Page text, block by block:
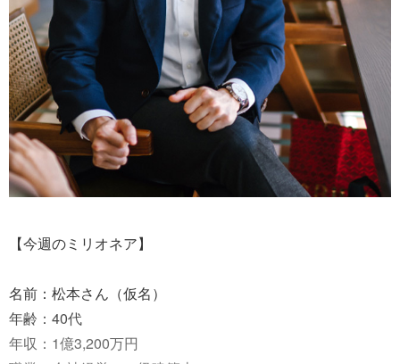
【今週のミリオネア】
名前：松本さん（仮名）
年齢：40代
年収：1億3,200万円